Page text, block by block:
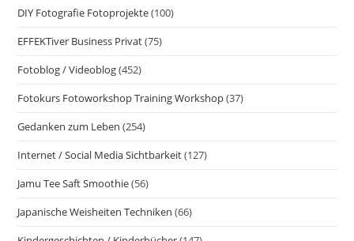
DIY Fotografie Fotoprojekte(100)
EFFEKTiver Business Privat(75)
Fotoblog / Videoblog(452)
Fotokurs Fotoworkshop Training Workshop(37)
Gedanken zum Leben (254)
Internet / Social Media Sichtbarkeit(127)
Jamu Tee Saft Smoothie(56)
Japanische Weisheiten Techniken (66)